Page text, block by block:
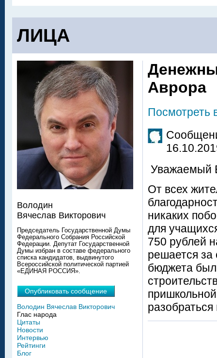
ЛИЦА
Аврора
Посмотреть
Уважаемый
От всех
никаких
для
750 рублей
решается за
бюджета
Володин
Вячеслав Викторович
Председатель Государственной Думы
Федерального Собрания Российской
Федерации. Депутат Государственной
Думы избран в составе федерального
списка кандидатов, выдвинутого
Всероссийской политической партией
«ЕДИНАЯ РОССИЯ».
Опубликовать сообщение
Володин Вячеслав Викторович
Глас народа
Цитаты
Новости
Интервью
Рейтинги
Блог